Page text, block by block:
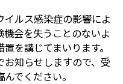
ルス感染症の影響によ
会を失うことのないよ
を講じてまいります。
知らせしますので、受
でください。